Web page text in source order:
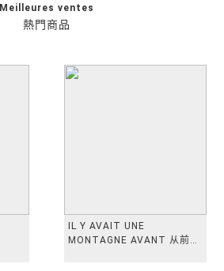
熱門商品
Meilleures ventes
IL Y AVAIT UNE
MONTAGNE AVANT 从前有